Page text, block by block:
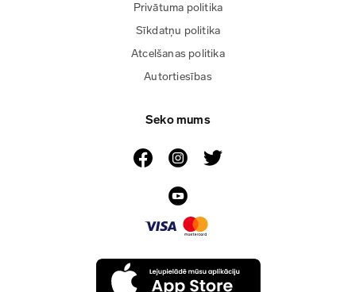
Privātuma politika
Sīkdatņu politika
Atcelšanas politika
Autortiesības
Seko mums